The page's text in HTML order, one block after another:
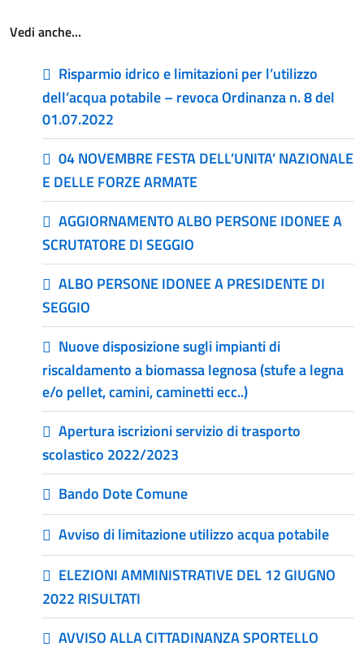
Vedi anche…
Risparmio idrico e limitazioni per l’utilizzo
dell’acqua potabile – revoca Ordinanza n. 8 del
01.07.2022
04 NOVEMBRE FESTA DELL’UNITA’ NAZIONALE
E DELLE FORZE ARMATE
AGGIORNAMENTO ALBO PERSONE IDONEE A
SCRUTATORE DI SEGGIO
ALBO PERSONE IDONEE A PRESIDENTE DI
SEGGIO
Nuove disposizione sugli impianti di
riscaldamento a biomassa legnosa (stufe a legna
e/o pellet, camini, caminetti ecc..)
Apertura iscrizioni servizio di trasporto
scolastico 2022/2023
Bando Dote Comune
Avviso di limitazione utilizzo acqua potabile
ELEZIONI AMMINISTRATIVE DEL 12 GIUGNO
2022 RISULTATI
AVVISO ALLA CITTADINANZA SPORTELLO